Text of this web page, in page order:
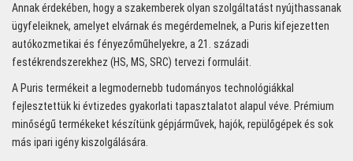
Annak érdekében, hogy a szakemberek olyan szolgáltatást nyújthassanak
ügyfeleiknek, amelyet elvárnak és megérdemelnek, a Puris kifejezetten
autókozmetikai és fényezőműhelyekre, a 21. századi
festékrendszerekhez (HS, MS, SRC) tervezi formuláit.
A Puris termékeit a legmodernebb tudományos technológiákkal
fejlesztettük ki évtizedes gyakorlati tapasztalatot alapul véve. Prémium
minőségű termékeket készítünk gépjárművek, hajók, repülőgépek és sok
más ipari igény kiszolgálására.